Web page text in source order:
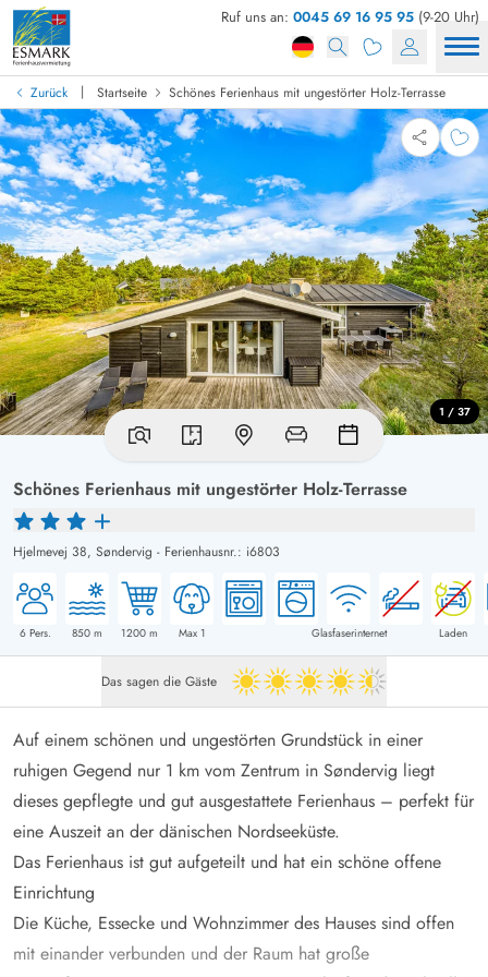
Ruf uns an: 0045 69 16 95 95 (9-20 Uhr)
Zurück | Startseite Schönes Ferienhaus mit ungestörter Holz-Terrasse
Schönes Ferienhaus mit ungestörter Holz-Terrasse
Hjelmevej 38, Søndervig - Ferienhausnr.: i6803
6Pers. 850 m 1200 m Max 1 Glasfaserinternet Laden
1 / 37
Das sagen die Gäste 4.5 von 5
Auf einem schönen und ungestörten Grundstück in einer
ruhigen Gegend nur 1 km vom Zentrum in Søndervig liegt
dieses gepflegte und gut ausgestattete Ferienhaus – perfekt für
eine Auszeit an der dänischen Nordseeküste.
Das Ferienhaus ist gut aufgeteilt und hat ein schöne offene
Einrichtung
Die Küche, Essecke und Wohnzimmer des Hauses sind offen
mit einander verbunden und der Raum hat große